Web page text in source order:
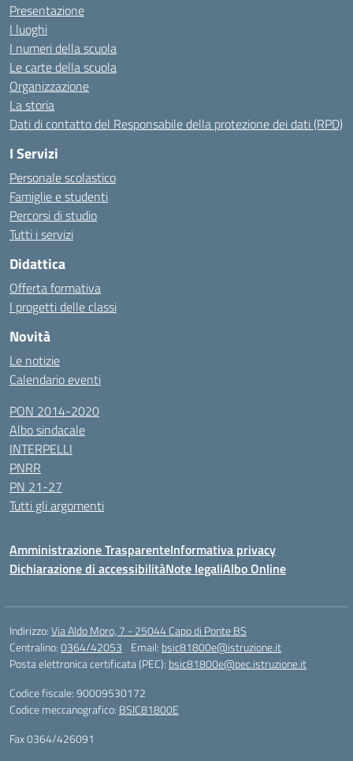
Presentazione
I luoghi
I numeri della scuola
Le carte della scuola
Organizzazione
La storia
Dati di contatto del Responsabile della protezione dei dati (RPD)
I Servizi
Personale scolastico
Famiglie e studenti
Percorsi di studio
Tutti i servizi
Didattica
Offerta formativa
I progetti delle classi
Novità
Le notizie
Calendario eventi
PON 2014-2020
Albo sindacale
INTERPELLI
PNRR
PN 21-27
Tutti gli argomenti
Amministrazione TrasparenteInformativa privacy
Dichiarazione di accessibilitàNote legaliAlbo Online
Indirizzo:Via Aldo Moro, 7 - 25044 Capo di Ponte BS
Centralino:0364/42053 Email: bsic81800e@istruzione.it
Posta elettronica certificata (PEC): bsic81800e@pec.istruzione.it
Codice fiscale: 90009530172
Codice meccanografico: BSIC81800E
Fax 0364/426091